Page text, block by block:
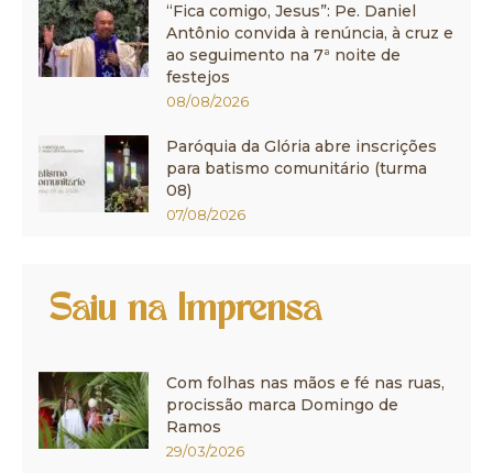
“Fica comigo, Jesus”: Pe. Daniel
Antônio convida à renúncia, à cruz e
ao seguimento na 7ª noite de
festejos
08/08/2026
Paróquia da Glória abre inscrições
para batismo comunitário (turma
08)
07/08/2026
Saiu na Imprensa
Com folhas nas mãos e fé nas ruas,
procissão marca Domingo de
Ramos
29/03/2026